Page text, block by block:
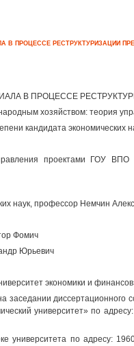
В ПРОЦЕССЕ РЕСТРУКТУРИЗАЦИИ
В ПРОЦЕССЕ
хозяйством: теория
кандидата экономических
проектами ГОУ ВПО
наук, профессор Немчин
Фомич
Юрьевич
экономики и
заседании
университет» по
университета по адресу: